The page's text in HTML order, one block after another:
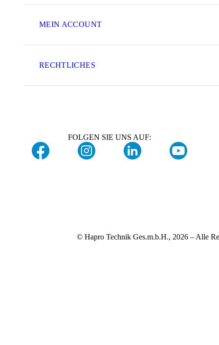
MEIN ACCOUNT
RECHTLICHES
FOLGEN SIE UNS AUF:
© Hapro Technik Ges.m.b.H., 2026 – Alle